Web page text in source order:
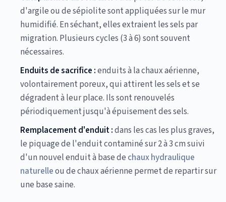
d'argile ou de sépiolite sont appliquées sur le mur
humidifié. En séchant, elles extraient les sels par
migration. Plusieurs cycles (3 à 6) sont souvent
nécessaires.
Enduits de sacrifice :enduits à la chaux aérienne,
volontairement poreux, qui attirent les sels et se
dégradent à leur place. Ils sont renouvelés
périodiquement jusqu'à épuisement des sels.
Remplacement d'enduit :dans les cas les plus graves,
le piquage de l'enduit contaminé sur 2 à 3 cm suivi
d'un nouvel enduit à base de chaux hydraulique
naturelleou de chaux aérienne permet de repartir sur
une base saine.